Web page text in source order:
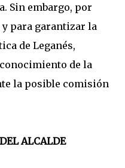
Sin embargo, por
para garantizar la
de Leganés,
de la
la posible comisión
ALCALDE